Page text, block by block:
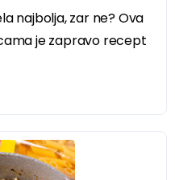
najbolja, zar ne? Ova
je zapravo recept